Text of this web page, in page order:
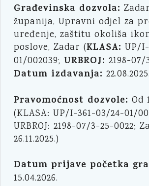
Građevinska dozvola:
županija, Upravni odjel za
uređenje, zaštitu okoliša
poslove, Zadar (KLASA: UP/
01/002039; URBROJ: 2198-07/
Datum izdavanja:
Pravomoćnost dozvole: Od
(KLASA: UP/I-361-03/24-01/
URBROJ: 2198-07/3-25-0022;
26.11.2025.)
Datum prijave početka
15.04.2026.